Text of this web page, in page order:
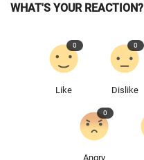
WHAT'S YOUR REACTION?
Like
0
Dislike
0
Angry
0